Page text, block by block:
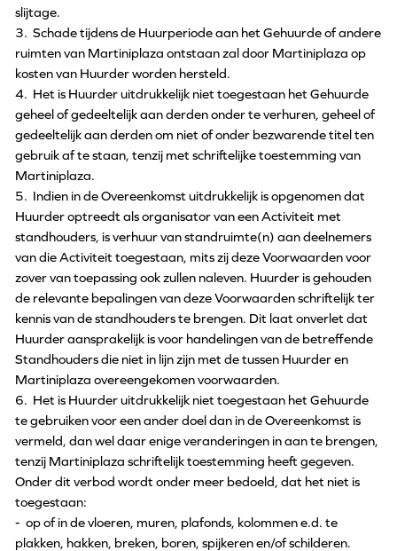
slijtage.
3. Schade tijdens de Huurperiode aan het Gehuurde of andere
ruimten van Martiniplaza ontstaan zal door Martiniplaza op
kosten van Huurder worden hersteld.
4. Het is Huurder uitdrukkelijk niet toegestaan het Gehuurde
geheel of gedeeltelijk aan derden onder te verhuren, geheel of
gedeeltelijk aan derden om niet of onder bezwarende titel ten
gebruik af te staan, tenzij met schriftelijke toestemming van
Martiniplaza.
5. Indien in de Overeenkomst uitdrukkelijk is opgenomen dat
Huurder optreedt als organisator van een Activiteit met
standhouders, is verhuur van standruimte(n) aan deelnemers
van die Activiteit toegestaan, mits zij deze Voorwaarden voor
zover van toepassing ook zullen naleven. Huurder is gehouden
de relevante bepalingen van deze Voorwaarden schriftelijk ter
kennis van de standhouders te brengen. Dit laat onverlet dat
Huurder aansprakelijk is voor handelingen van de betreffende
Standhouders die niet in lijn zijn met de tussen Huurder en
Martiniplaza overeengekomen voorwaarden.
6. Het is Huurder uitdrukkelijk niet toegestaan het Gehuurde
te gebruiken voor een ander doel dan in de Overeenkomst is
vermeld, dan wel daar enige veranderingen in aan te brengen,
tenzij Martiniplaza schriftelijk toestemming heeft gegeven.
Onder dit verbod wordt onder meer bedoeld, dat het niet is
toegestaan:
- op of in de vloeren, muren, plafonds, kolommen e.d. te
plakken, hakken, breken, boren, spijkeren en/of schilderen.